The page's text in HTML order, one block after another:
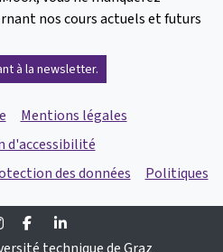
nos cours actuels et futurs
à la newsletter.
Mentions légales
d'accessibilité
des données
Politiques
InstagramFacebook
technique de Graz